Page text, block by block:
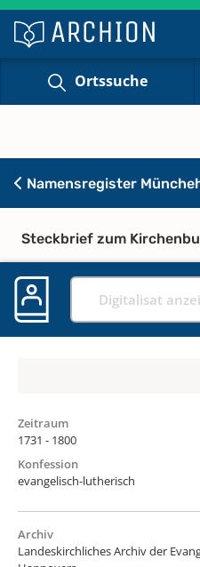
Ortssuche
Namensregister
Steckbrief zum
Digitalisat
Zeitraum
1731 - 1800
Konfession
evangelisch-lutherisch
Archiv
Landeskirchliches Archiv der